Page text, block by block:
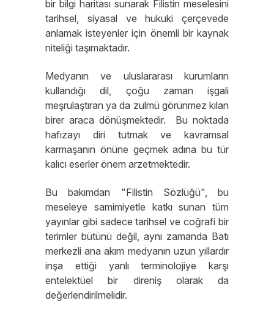
bir bilgi haritası sunarak Filistin meselesini
tarihsel, siyasal ve hukuki çerçevede
anlamak isteyenler için önemli bir kaynak
niteliği taşımaktadır.
Medyanın ve uluslararası kurumların
kullandığı dil, çoğu zaman işgali
meşrulaştıran ya da zulmü görünmez kılan
birer araca dönüşmektedir. Bu noktada
hafızayı diri tutmak ve kavramsal
karmaşanın önüne geçmek adına bu tür
kalıcı eserler önem arzetmektedir.
Bu bakımdan ​"Filistin Sözlüğü", bu
meseleye samimiyetle katkı sunan tüm
yayınlar gibi sadece tarihsel ve coğrafi bir
terimler bütünü değil, aynı zamanda Batı
merkezli ana akım medyanın uzun yıllardır
inşa ettiği yanlı terminolojiye karşı
entelektüel bir direniş olarak da
değerlendirilmelidir.